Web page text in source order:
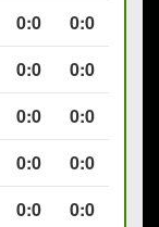
0:0
0:0
0:0
0:0
0:0
0:0
0:0
0:0
0:0
0:0